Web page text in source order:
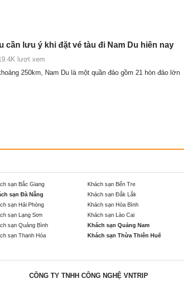
cần lưu ý khi đặt vé tàu đi Nam Du hiên nay
lượt xem
250km, Nam Du là một quần đảo gồm 21 hòn đảo lớn
sạn Bắc Giang Khách sạn Bến Tre
sạn Đà Nẵng Khách sạn Đắk Lắk
sạn Hải Phòng Khách sạn Hòa Bình
sạn Lạng Sơn Khách sạn Lào Cai
sạn Quảng Bình Khách sạn Quảng Nam
sạn Thanh Hóa Khách sạn Thừa Thiên Huế
CÔNG TY TNHH CÔNG NGHỆ VNTRIP